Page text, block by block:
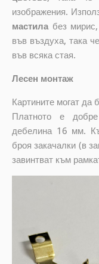
изображения.
мастилабез мирис,
във въздуха, така
във всяка стая.
Лесен монтаж
Картините могат да
Платното е
дебелина 16 мм.
броя закачалки (в
завинтват към